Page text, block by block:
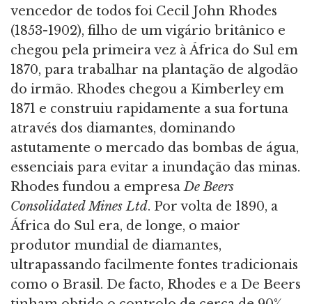
vencedor de todos foi Cecil John Rhodes
(1853-1902), filho de um vigário britânico e
chegou pela primeira vez à África do Sul em
1870, para trabalhar na plantação de algodão
do irmão. Rhodes chegou a Kimberley em
1871 e construiu rapidamente a sua fortuna
através dos diamantes, dominando
astutamente o mercado das bombas de água,
essenciais para evitar a inundação das minas.
Rhodes fundou a empresaDe Beers
Consolidated Mines Ltd. Por volta de 1890, a
África do Sul era, de longe, o maior
produtor mundial de diamantes,
ultrapassando facilmente fontes tradicionais
como o Brasil. De facto, Rhodes e a De Beers